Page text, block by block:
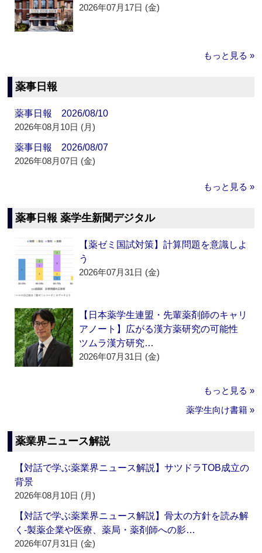
2026年07月17日 (金)
もっと見る »
薬事日報
薬事日報 2026/08/10
2026年08月10日 (月)
薬事日報 2026/08/07
2026年08月07日 (金)
もっと見る »
薬事日報 薬学生新聞デジタル
【薬ゼミ国試対策】計算問題を意識しよ
う
2026年07月31日 (金)
【日本薬学生連盟・先輩薬剤師のキャリ
アノート】広がる漢方薬研究の可能性
ツムラ漢方研究…
2026年07月31日 (金)
もっと見る »
薬学生向け書籍 »
薬業界ニュース解説
【対話で学ぶ薬業界ニュース解説】サツドラTOB成立の
背景
2026年08月10日 (月)
【対話で学ぶ薬業界ニュース解説】骨太の方針を読み解
く‐製薬企業や医療、薬局・薬剤師への影…
2026年07月31日 (金)